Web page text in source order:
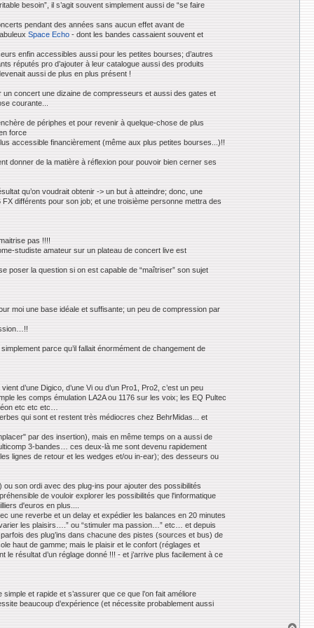
besoin”, il s’agit souvent simplement aussi de “se faire
pendant des années sans aucun effet avant de
Space Echo - dont les bandes cassaient souvent et
enfin accessibles aussi pour les petites bourses; d’autres
réputés pro d’ajouter à leur catalogue aussi des produits
aussi de plus en plus présent !
un concert une dizaine de compresseurs et aussi des gates et
courante...
de périphes et pour revenir à quelque-chose de plus
force
accessible financièrement (même aux plus petites bourses...)!!
donner de la matière à réflexion pour pouvoir bien cerner ses
qu’on voudrait obtenir -> un but à atteindre; donc, une
différents pour son job; et une troisième personne mettra des
pas !!!!
studiste amateur sur un plateau de concert live est
poser la question si on est capable de “maîtriser” son sujet
moi une base idéale et suffisante; un peu de compression par
parce qu’il fallait énormément de changement de
d’une Digico, d’une Vi ou d’un Pro1, Pro2, c’est un peu
les comps émulation LA2A ou 1176 sur les voix; les EQ Pultec
etc etc etc…
qui sont et restent très médiocres chez BehrMidas... et
par des insertion), mais en même temps on a aussi de
3-bandes… ces deux-là me sont devenu rapidement
lignes de retour et les wedges et/ou in-ear); des desseurs ou
son ordi avec des plug-ins pour ajouter des possibilités
de vouloir explorer les possibilités que l'informatique
d'euros en plus....
une reverbe et un delay et expédier les balances en 20 minutes
les plaisirs….” ou “stimuler ma passion…” etc… et depuis
des plug’ins dans chacune des pistes (sources et bus) de
haut de gamme; mais le plaisir et le confort (réglages et
résultat d’un réglage donné !!! - et j’arrive plus facilement à ce
et rapide et s’assurer que ce que l’on fait améliore
beaucoup d’expérience (et nécessite probablement aussi